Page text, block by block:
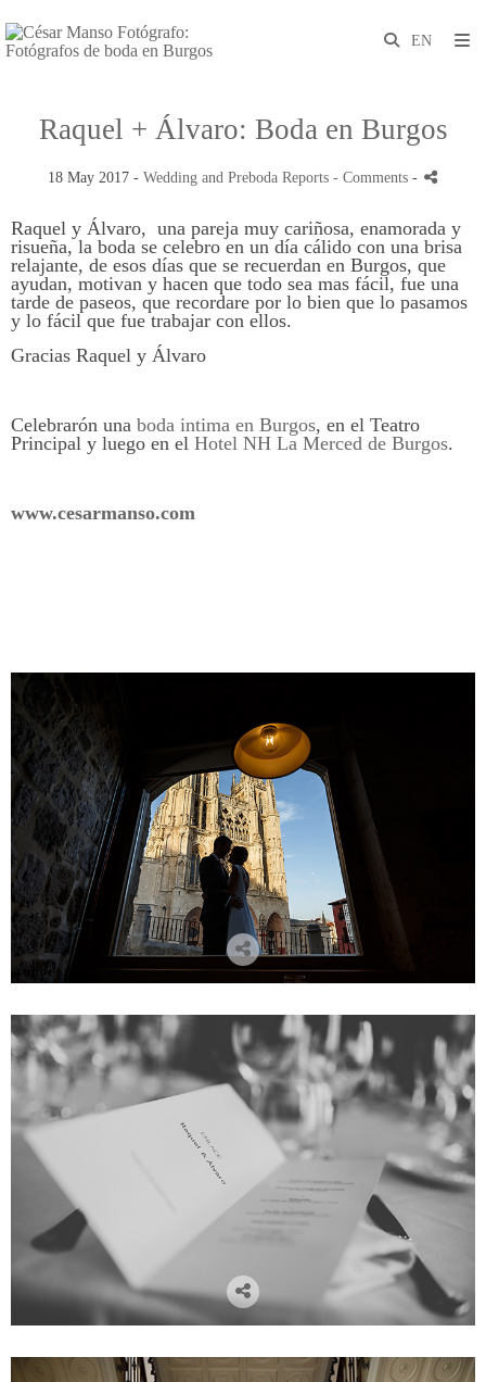
Raquel + Álvaro: Boda en Burgos
18 May 2017 - Wedding and Preboda Reports - Comments -
Raquel y Álvaro, una pareja muy cariñosa, enamorada y
risueña, la boda se celebro en un día cálido con una brisa
relajante, de esos días que se recuerdan en Burgos, que
ayudan, motivan y hacen que todo sea mas fácil, fue una
tarde de paseos, que recordare por lo bien que lo pasamos
y lo fácil que fue trabajar con ellos.
Gracias Raquel y Álvaro
Celebrarón una boda intima en Burgos, en el Teatro
Principal y luego en el Hotel NH La Merced de Burgos.
www.cesarmanso.com